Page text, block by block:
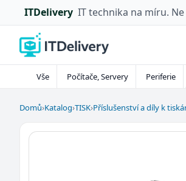
ITDelivery IT technika na míru.
Vše Počítače, Servery Periferie
Domů›Katalog›TISK›Příslušenství a díly k